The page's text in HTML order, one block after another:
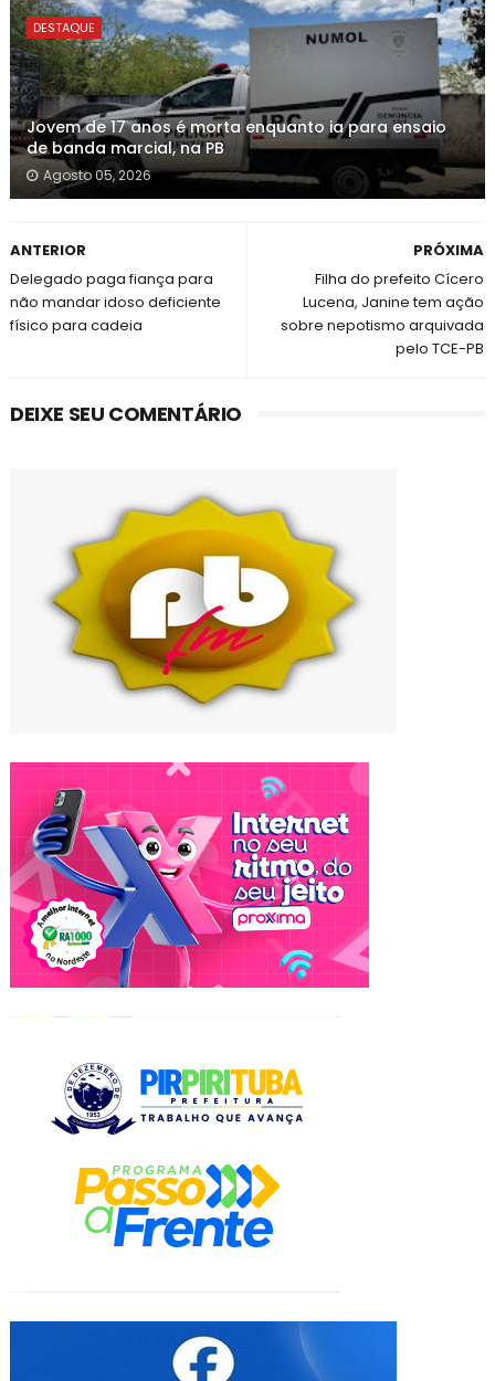
DESTAQUE
Jovem de 17 anos é morta enquanto ia para ensaio
de banda marcial, na PB
Agosto 05, 2026
PRÓXIMA
Filha do prefeito Cícero
Lucena, Janine tem ação
sobre nepotismo arquivada
pelo TCE-PB
ANTERIOR
Delegado paga fiança para
não mandar idoso deficiente
físico para cadeia
DEIXE SEU COMENTÁRIO